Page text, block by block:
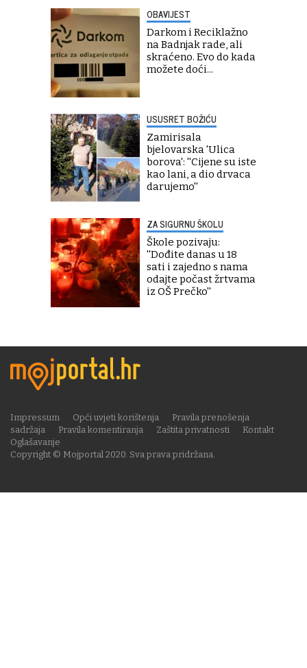
OBAVIJEST
Darkom i Reciklažno
na Badnjak rade, ali
skraćeno. Evo do kada
možete doći...
USUSRET BOŽIĆU
Zamirisala
bjelovarska 'Ulica
borova': ''Cijene su iste
kao lani, a dio drvaca
darujemo''
ZA SIGURNU ŠKOLU
Škole pozivaju:
''Dođite danas u 18
sati i zajedno s nama
odajte počast žrtvama
iz OŠ Prečko''
Copyright © Mojportal 2020. Sva prava pridržana.
Impressum Opći uvjeti korištenja
Pravila prenošenja
sadržaja
Pravila komentiranja Zaštita privatnosti
Kontakt
Oglašavanje